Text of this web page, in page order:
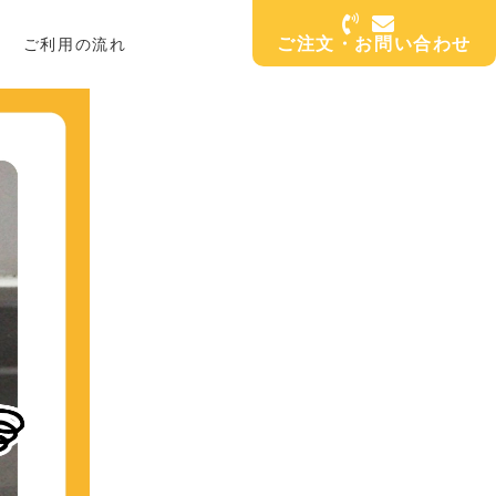
ご利用の流れ ご注文・お問い合わせ